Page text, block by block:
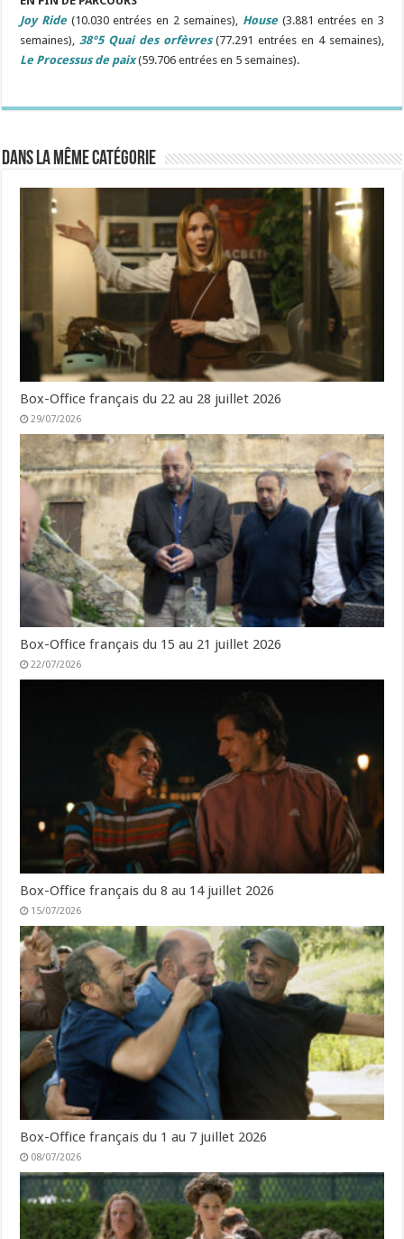
Joy Ride(10.030 entrées en 2 semaines) House (3.881 entrées en 3
semaines),38°5 Quai des orfèvres(77.291 entrées en 4 semaines),
Le Processus de paix(59.706 entrées en 5 semaines).
Dans la même catégorie
Box-Office français du 22 au 28 juillet 2026
29/07/2026
Box-Office français du 15 au 21 juillet 2026
22/07/2026
Box-Office français du 8 au 14 juillet 2026
15/07/2026
Box-Office français du 1 au 7 juillet 2026
08/07/2026